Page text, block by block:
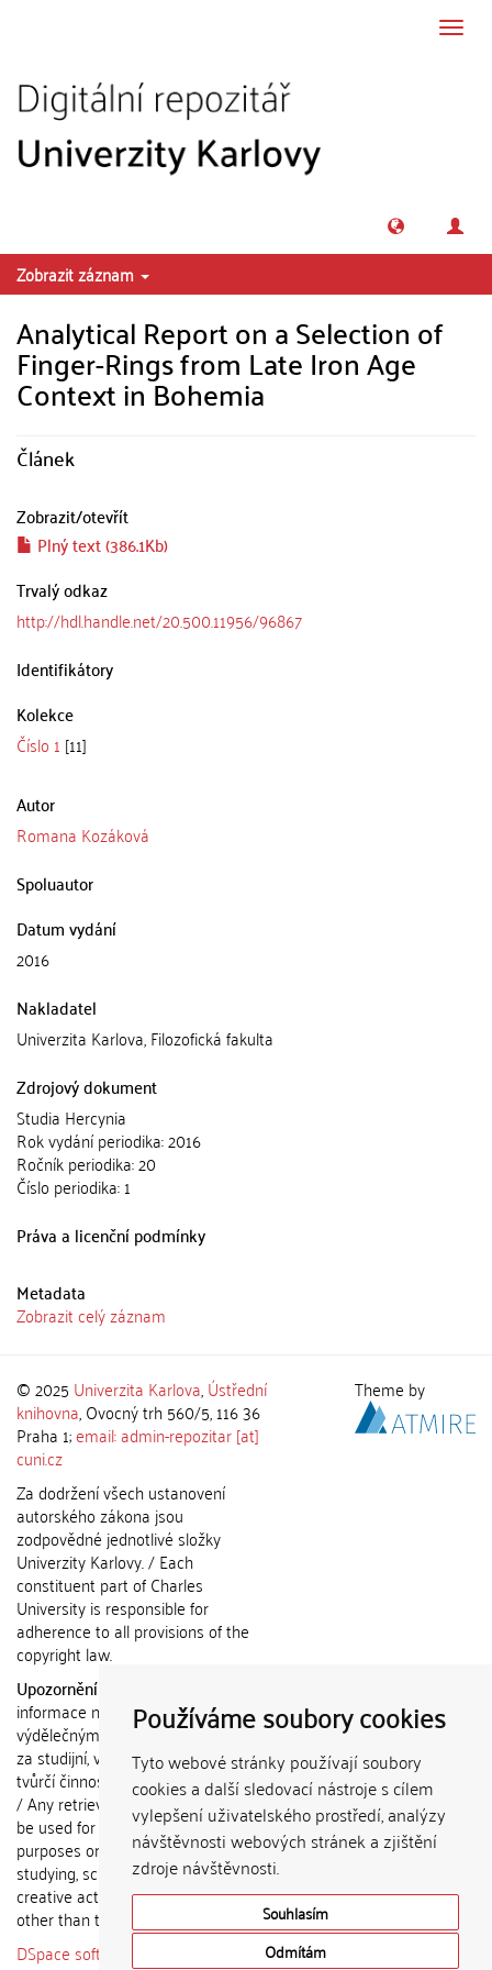
Používáme soubory cookies
Tyto webové stránky používají soubory
cookies a další sledovací nástroje s cílem
vylepšení uživatelského prostředí, analýzy
návštěvnosti webových stránek a zjištění
zdroje návštěvnosti.
Souhlasím
Odmítám
Zobrazit záznam
Analytical Report on a Selection of
Finger-Rings from Late Iron Age
Context in Bohemia
Článek
Zobrazit/otevřít
Plný text (386.1Kb)
Trvalý odkaz
http://hdl.handle.net/20.500.11956/96867
Identifikátory
Kolekce
Číslo 1 [11]
Autor
Romana Kozáková
Spoluautor
Datum vydání
2016
Nakladatel
Univerzita Karlova, Filozofická fakulta
Zdrojový dokument
Studia Hercynia
Rok vydání periodika: 2016
Ročník periodika: 20
Číslo periodika: 1
Práva a licenční podmínky
Metadata
Zobrazit celý záznam
© 2025 Univerzita Karlova,Ústřední
knihovna, Ovocný trh 560/5, 116 36
Praha 1;email: admin-repozitar [at]
cuni.cz
Za dodržení všech ustanovení
autorského zákona jsou
zodpovědné jednotlivé složky
Univerzity Karlovy. / Each
constituent part of Charles
University is responsible for
adherence to all provisions of the
copyright law.
Upozornění / Notice:
informace nemohou být použity k
výdělečným účelům nebo vydávány
za studijní, vědeckou nebo jinou
tvůrčí činnost jiné osoby než autora.
/ Any retrieved information shall not
be used for any commercial
purposes or claimed as results of
studying, scientific or any other
creative activities of any person
other than the author.
DSpace software
copyright © 2002-
Theme by